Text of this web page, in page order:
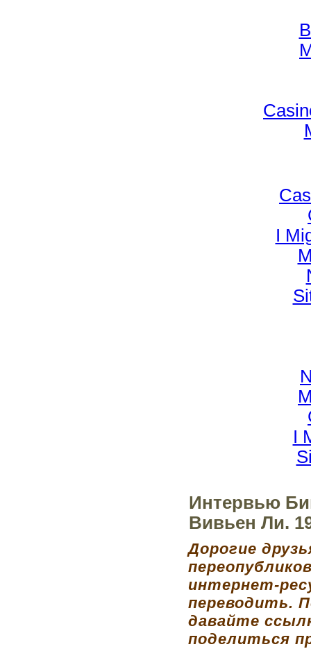
I
I
Интервью
Вивьен Ли.
Дорогие
интернет-
переводить.
давайте
поделиться